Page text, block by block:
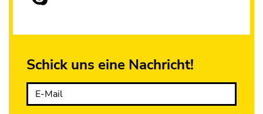
Schick uns eine Nachricht!
E-Mail